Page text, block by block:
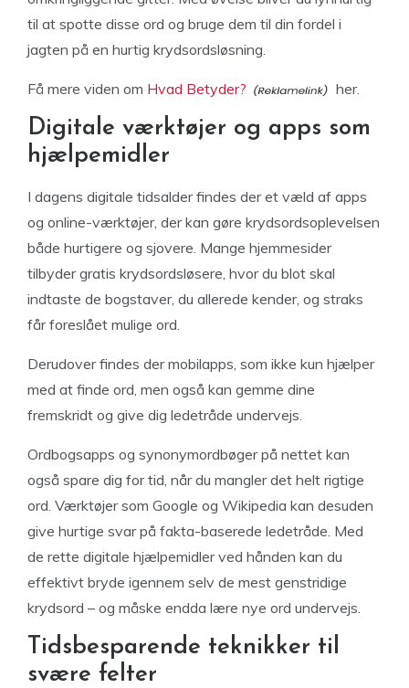
til at spotte disse ord og bruge dem til din fordel i
jagten på en hurtig krydsordsløsning.
Få mere viden om Hvad Betyder? her.
Digitale værktøjer og apps som
hjælpemidler
I dagens digitale tidsalder findes der et væld af apps
og online-værktøjer, der kan gøre krydsordsoplevelsen
både hurtigere og sjovere. Mange hjemmesider
tilbyder gratis krydsordsløsere, hvor du blot skal
indtaste de bogstaver, du allerede kender, og straks
får foreslået mulige ord.
Derudover findes der mobilapps, som ikke kun hjælper
med at finde ord, men også kan gemme dine
fremskridt og give dig ledetråde undervejs.
Ordbogsapps og synonymordbøger på nettet kan
også spare dig for tid, når du mangler det helt rigtige
ord. Værktøjer som Google og Wikipedia kan desuden
give hurtige svar på fakta-baserede ledetråde. Med
de rette digitale hjælpemidler ved hånden kan du
effektivt bryde igennem selv de mest genstridige
krydsord – og måske endda lære nye ord undervejs.
Tidsbesparende teknikker til
svære felter